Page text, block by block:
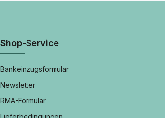
Shop-Service
Bankeinzugsformular
Newsletter
RMA-Formular
Lieferbedingungen